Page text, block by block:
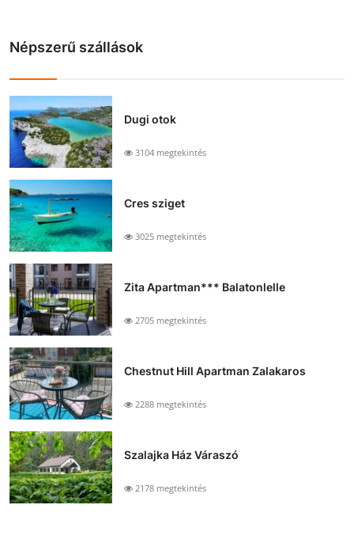
Népszerű szállások
Dugi otok
3104 megtekintés
Cres sziget
3025 megtekintés
Zita Apartman*** Balatonlelle
2705 megtekintés
Chestnut Hill Apartman Zalakaros
2288 megtekintés
Szalajka Ház Váraszó
2178 megtekintés